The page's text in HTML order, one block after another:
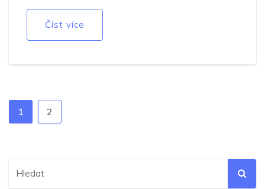
které vám pomohou vyhnout se případným trapným
Číst více
1 2